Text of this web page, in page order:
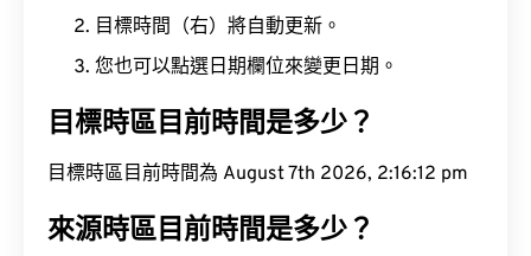
目標時間（右）將自動更新。
您也可以點選日期欄位來變更日期。
目標時區目前時間是多少？
目標時區目前時間為 August 7th 2026, 2:16:12 pm
來源時區目前時間是多少？